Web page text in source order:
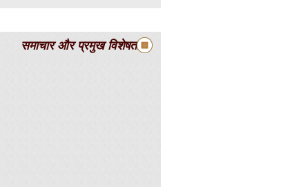
समाचार और प्रमुख विशेषताएं